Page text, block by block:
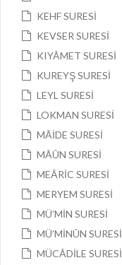
KEHF SURESİ
KEVSER SURESİ
KIYÂMET SURESİ
KUREYŞ SURESİ
LEYL SURESİ
LOKMAN SURESİ
MÂİDE SURESİ
MÂÛN SURESİ
MEÂRİC SURESİ
MERYEM SURESİ
MÜ’MİN SURESİ
MÜ’MİNÛN SURESİ
MÜCÂDİLE SURESİ